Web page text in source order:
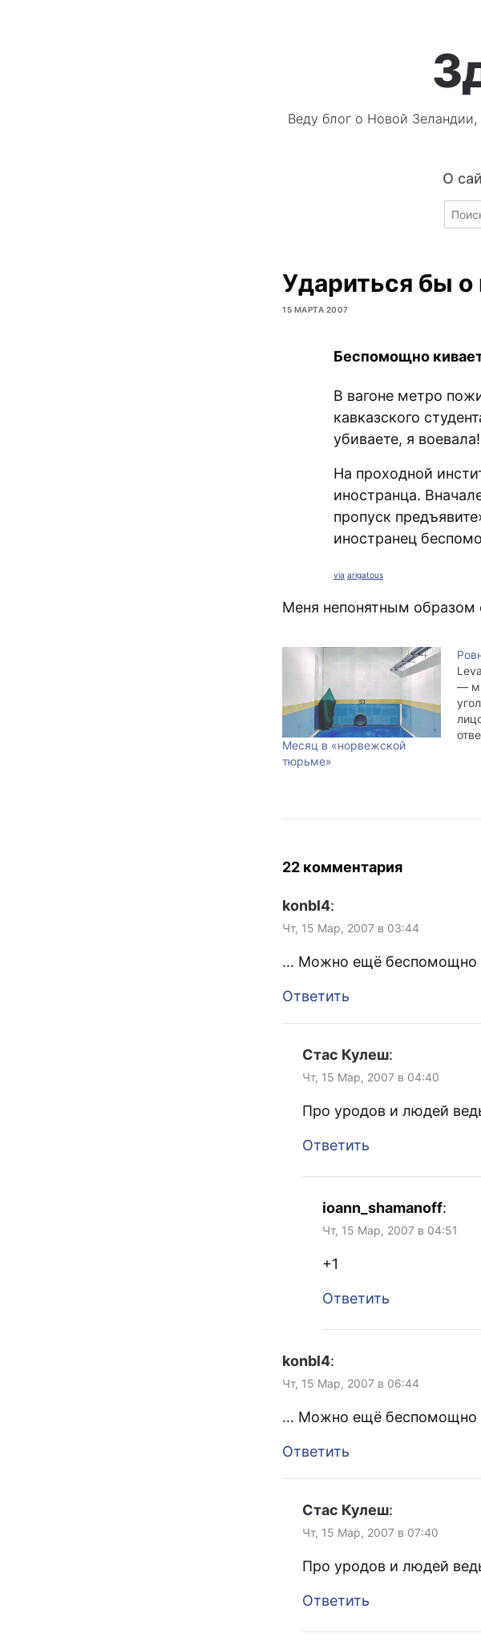
Веду блог о Новой
О
Search
for:
Удариться бы о
15 МАРТА 2007
Беспомощно
В вагоне метро
кавказского
убиваете, я
На проходной
иностранца.
пропуск
иностранец
via arigatous
Меня непонятным
Месяц в «норвежской
тюрьме»
—
22 комментария
konbl4:
Чт, 15 Мар, 2007 в 03:44
… Можно ещё беспомощно
Ответить
Стас Кулеш:
Чт, 15 Мар, 2007 в 04:40
Про уродов и людей
Ответить
ioann_shamanoff:
Чт, 15 Мар, 2007 в 04:51
+1
Ответить
konbl4:
Чт, 15 Мар, 2007 в 06:44
… Можно ещё беспомощно
Ответить
Стас Кулеш:
Чт, 15 Мар, 2007 в 07:40
Про уродов и людей
Ответить